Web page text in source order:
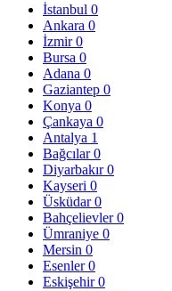
İstanbul 0
Ankara 0
İzmir0
Bursa 0
Adana 0
Gaziantep 0
Konya 0
Çankaya 0
Antalya 1
Bağcılar0
Diyarbakır0
Kayseri 0
Üsküdar0
Bahçelievler0
Ümraniye 0
Mersin 0
Esenler0
Eskişehir0